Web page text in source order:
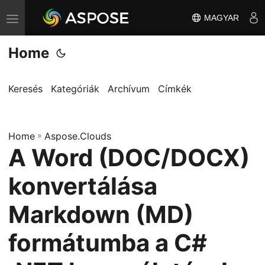
T
o
g
l
a
v
i
g
i
o
MAGYAR
Home
Keresés Kategóriák Archívum Címkék
Home » Aspose.Clouds
A Word (DOC/DOCX)
konvertálása
Markdown (MD)
formátumba a C#